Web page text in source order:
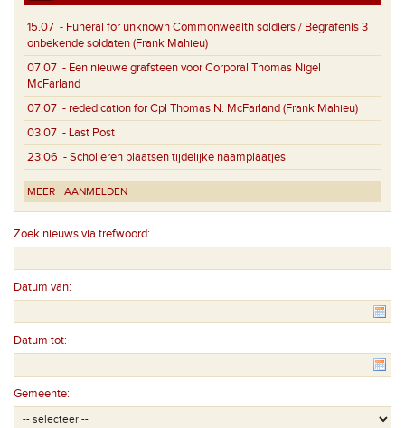
15.07 - Funeral for unknown Commonwealth soldiers / Begrafenis 3
onbekende soldaten (Frank Mahieu)
07.07 - Een nieuwe grafsteen voor Corporal Thomas Nigel
McFarland
07.07 - rededication for Cpl Thomas N. McFarland (Frank Mahieu)
03.07 - Last Post
23.06 - Scholieren plaatsen tijdelijke naamplaatjes
MEER AANMELDEN
Zoek nieuws via trefwoord:
Datum van:
Datum tot:
Gemeente: